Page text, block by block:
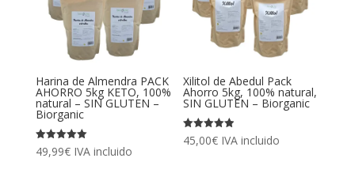
Harina de Almendra PACK
AHORRO 5kg KETO, 100%
natural – SIN GLUTEN –
Biorganic
Valorado
con
49,99€ IVA incluido
Xilitol de Abedul Pack
Ahorro 5kg, 100% natural,
SIN GLUTEN – Biorganic
Valorado
con
45,00€ IVA incluido